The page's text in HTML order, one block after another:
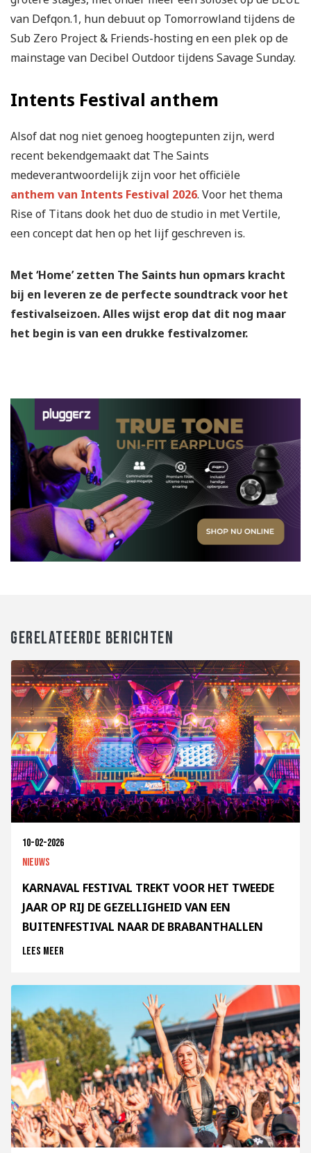
van Defqon.1, hun debuut op Tomorrowland tijdens de
Sub Zero Project & Friends-hosting en een plek op de
mainstage van Decibel Outdoor tijdens Savage Sunday.
Intents Festival anthem
Alsof dat nog niet genoeg hoogtepunten zijn, werd
recent bekendgemaakt dat The Saints
medeverantwoordelijk zijn voor het officiële
anthem van Intents Festival 2026. Voor het thema
Rise of Titans dook het duo de studio in met Vertile,
een concept dat hen op het lijf geschreven is.
Met ‘Home’ zetten The Saints hun opmars kracht
bij en leveren ze de perfecte soundtrack voor het
festivalseizoen. Alles wijst erop dat dit nog maar
het begin is van een drukke festivalzomer.
GERELATEERDE BERICHTEN
10-02-2026
Nieuws
KARNAVAL FESTIVAL TREKT VOOR HET TWEEDE
JAAR OP RIJ DE GEZELLIGHEID VAN EEN
BUITENFESTIVAL NAAR DE BRABANTHALLEN
Lees meer